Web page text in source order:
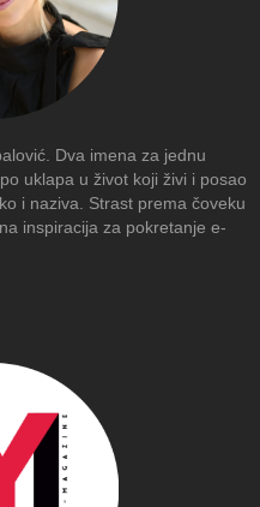
Dva imena za jednu
uklapa u život koji živi i posao
i naziva. Strast prema čoveku
inspiracija za pokretanje e-